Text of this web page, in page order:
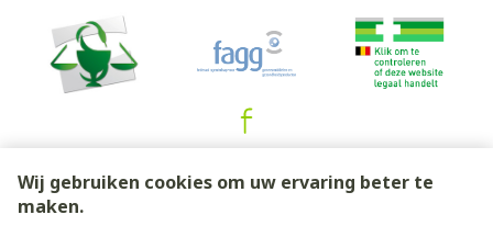
Wij gebruiken cookies om uw ervaring beter te
maken.
Juridische links